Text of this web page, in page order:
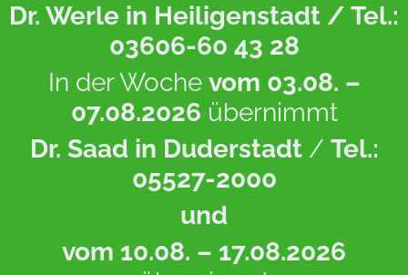
Dr. Werle in Heiligenstadt / Tel.:
03606-60 43 28
In der Woche vom 03.08. –
07.08.2026 übernimmt
Dr. Saad in Duderstadt/ Tel.:
05527-2000
und
vom 10.08. – 17.08.2026